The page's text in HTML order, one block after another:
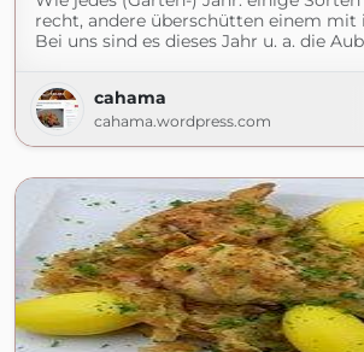
recht, andere überschütten einem mit
Bei uns sind es dieses Jahr u. a. die
cahama
cahama.wordpress.com